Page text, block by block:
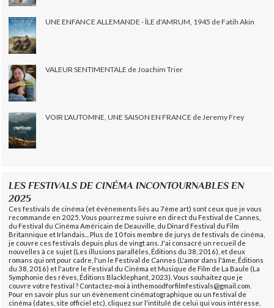
UNE ENFANCE ALLEMANDE - ÎLE d'AMRUM, 1945 de Fatih Akin
VALEUR SENTIMENTALE de Joachim Trier
VOIR L'AUTOMNE, UNE SAISON EN FRANCE de Jeremy Frey
LES FESTIVALS DE CINÉMA INCONTOURNABLES EN
2025
Ces festivals de cinéma (et évènements liés au 7ème art) sont ceux que je vous
recommande en 2025. Vous pourrez me suivre en direct du Festival de Cannes,
du Festival du Cinéma Américain de Deauville, du Dinard Festival du Film
Britannique et Irlandais... Plus de 10 fois membre de jurys de festivals de cinéma,
je couvre ces festivals depuis plus de vingt ans. J'ai consacré un recueil de
nouvelles à ce sujet (Les illusions parallèles, Éditions du 38, 2016), et deux
romans qui ont pour cadre, l'un le Festival de Cannes (L'amor dans l'âme, Éditions
du 38, 2016) et l'autre le Festival du Cinéma et Musique de Film de La Baule (La
Symphonie des rêves, Éditions Blacklephant, 2023). Vous souhaitez que je
couvre votre festival ? Contactez-moi à inthemoodforfilmfestivals@gmail.com.
Pour en savoir plus sur un évènement cinématographique ou un festival de
cinéma (dates, site officiel etc), cliquez sur l'intitulé de celui qui vous intéresse.